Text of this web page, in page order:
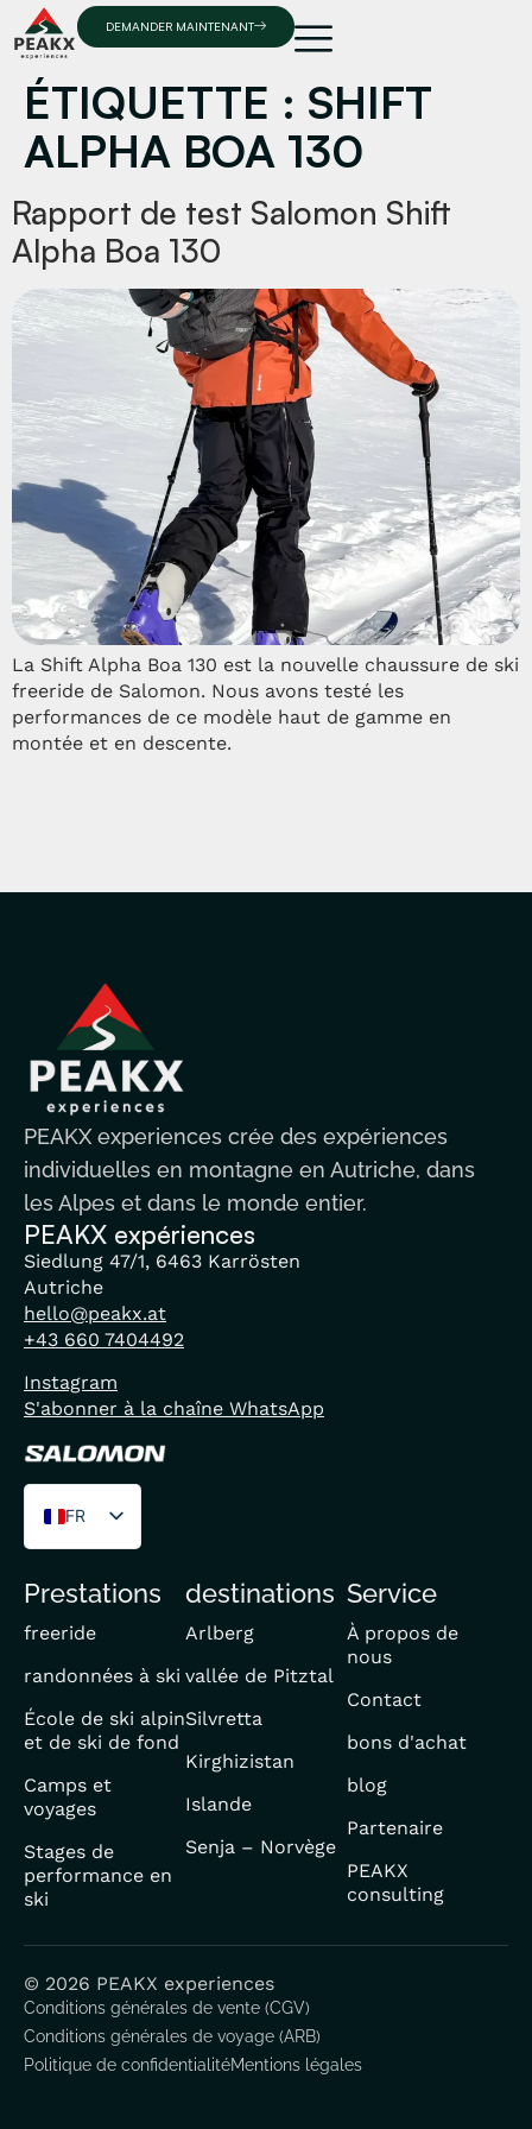
DEMANDER MAINTENANT
ÉTIQUETTE : SHIFT
ALPHA BOA 130
Rapport de test Salomon Shift
Alpha Boa 130
La Shift Alpha Boa 130 est la nouvelle chaussure de ski
freeride de Salomon. Nous avons testé les
performances de ce modèle haut de gamme en
montée et en descente.
PEAKX experiences crée des expériences
individuelles en montagne en Autriche, dans
les Alpes et dans le monde entier.
PEAKX expériences
Siedlung 47/1, 6463 Karrösten
Autriche
hello@peakx.at
+43 660 7404492
Instagram
S'abonner à la chaîne WhatsApp
FR
DE
EN
Prestations
freeride
randonnées à ski
École de ski alpin
et de ski de fond
Camps et
voyages
Stages de
performance en
ski
destinations
Arlberg
vallée de Pitztal
Silvretta
Kirghizistan
Islande
Senja – Norvège
Service
À propos de
nous
Contact
bons d'achat
blog
Partenaire
PEAKX
consulting
© 2026 PEAKX experiences
Conditions générales de vente (CGV)
Conditions générales de voyage (ARB)
Politique de confidentialitéMentions légales